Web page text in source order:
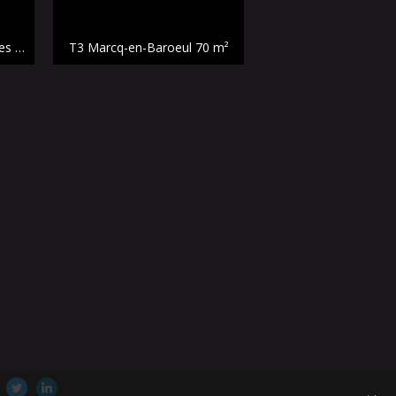
Maison individuelle Linselles
100 m² T3 Marcq-en-Baroeul 70 m²